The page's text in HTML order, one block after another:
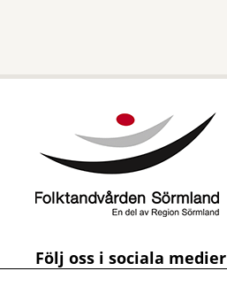
Följ oss i sociala medier